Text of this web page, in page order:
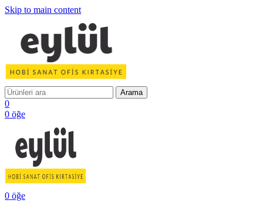
Skip to main content
Arama
0
0 öğe
0 öğe